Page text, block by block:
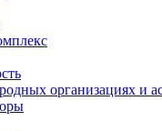
организациях и